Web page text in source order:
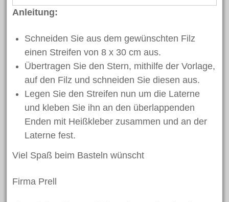
März 2019
Januar 2019
Dezember 2018
November 2018
Oktober 2018
September 2018
August 2018
Juni 2018
Anleitung:
Schneiden Sie aus dem gewünschten Filz
einen Streifen von 8 x 30 cm aus.
Übertragen Sie den Stern, mithilfe der Vorlage,
auf den Filz und schneiden Sie diesen aus.
Legen Sie den Streifen nun um die Laterne
und kleben Sie ihn an den überlappenden
Enden mit Heißkleber zusammen und an der
Laterne fest.
Viel Spaß beim Basteln wünscht
Firma Prell